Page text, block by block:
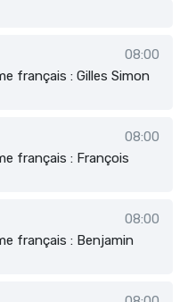
08:00
français : Gilles Simon
08:00
français : François
08:00
français : Benjamin